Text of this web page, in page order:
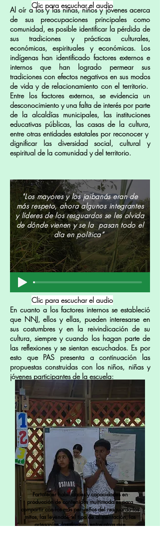
Clic para escuchar el audio
Al oír a los y las niñas, niños y jóvenes acerca
de sus preocupaciones principales como
comunidad, es posible identificar la pérdida de
sus tradiciones y prácticas culturales,
económicas, espirituales y económicas. Los
indígenas han identificado factores externos e
internos que han logrado permear sus
tradiciones con efectos negativos en sus modos
de vida y de relacionamiento con el territorio.
Entre los factores externos, se evidencia un
desconocimiento y una falta de interés por parte
de la alcaldías municipales, las instituciones
educativas públicas, las casas de la cultura,
entre otras entidades estatales por reconocer y
dignificar las diversidad social, cultural y
espiritual de la comunidad y del territorio.
"Los mayores y los jaibanás eran de
más respeto, ahora algunos integrantes
y líderes de los resguardos se les olvida
de dónde vienen y se la pasan todo el
día en política”
Clic para escuchar el audio
En cuanto a los factores internos se estableció
que NNJ, ellos y ellas, pueden interesarse en
sus costumbres y en la reivindicación de su
cultura, siempre y cuando los hagan parte de
las reflexiones y se sientan escuchados. Es por
esto que PAS presenta a continuación las
propuestas construidas con los niños, niñas y
jóvenes participantes de la escuela:
Fortalecer habilidades y capacidades en
producción de contenidos multimodales para
compartir con los más pequeños del resguardo los
mitos, las leyendas, el tipo de alimentación, las
artesanías, las danzas, entre otras que